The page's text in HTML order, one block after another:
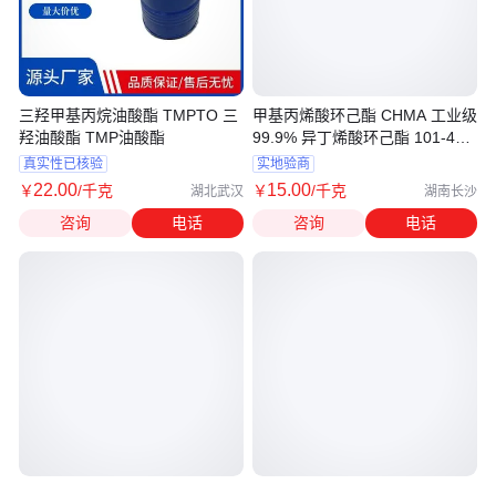
三羟甲基丙烷油酸酯 TMPTO 三
羟油酸酯 TMP油酸酯
真实性已核验
￥22.00/千克 湖北武汉
咨询 电话
甲基丙烯酸环己酯 CHMA 工业级
99.9% 异丁烯酸环己酯 101-43-
9实地验商
￥15.00/千克 湖南长沙
咨询 电话